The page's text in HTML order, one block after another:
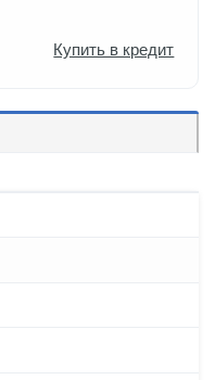
Купить в кредит